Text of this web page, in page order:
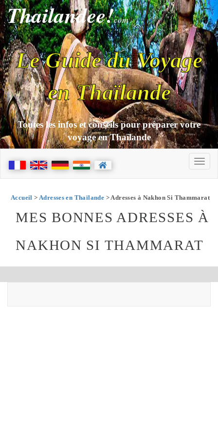
Thailandee!com
Le Guide du Voyage
en Thaïlande
Toutes les infos et conseils pour préparer votre
voyage en Thaïlande
Accueil > Adresses en Thaïlande > Adresses à Nakhon Si Thammarat
MES BONNES ADRESSES À
NAKHON SI THAMMARAT